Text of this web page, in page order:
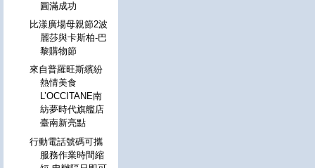
圓滿成功
比漾廣場母親節2波
麗莎與卡斯柏-巴
黎購物節
來自普羅旺斯繽紛
熱情美食
L’OCCITANE南
紡夢時代旗艦店
臺南新亮點
行動電話號碼可攜
服務作業時間縮